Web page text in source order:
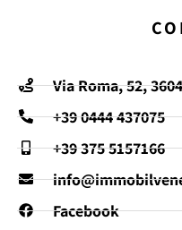
Via Roma, 52,
+39 0444 437075
+39 375 5157166
Facebook